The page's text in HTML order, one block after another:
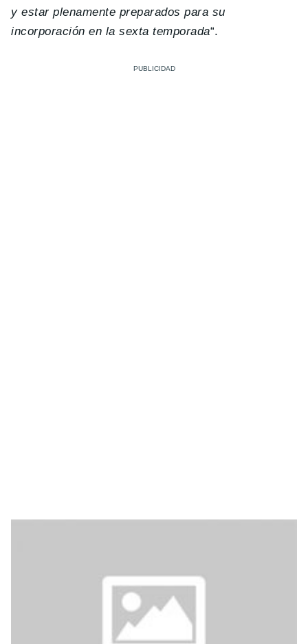
y estar plenamente preparados para su
incorporación en la sexta temporada“.